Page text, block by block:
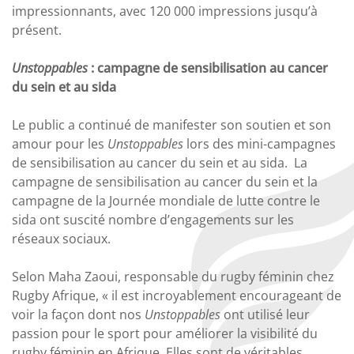
impressionnants, avec 120 000 impressions jusqu’à
présent.
Unstoppables : campagne de sensibilisation au cancer
du sein et au sida
Le public a continué de manifester son soutien et son
amour pour les Unstoppables lors des mini-campagnes
de sensibilisation au cancer du sein et au sida. La
campagne de sensibilisation au cancer du sein et la
campagne de la Journée mondiale de lutte contre le
sida ont suscité nombre d’engagements sur les
réseaux sociaux.
Selon Maha Zaoui, responsable du rugby féminin chez
Rugby Afrique, « il est incroyablement encourageant de
voir la façon dont nos Unstoppables ont utilisé leur
passion pour le sport pour améliorer la visibilité du